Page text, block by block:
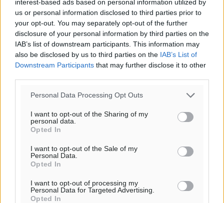
interest-based ads based on personal information utilized by
us or personal information disclosed to third parties prior to
your opt-out. You may separately opt-out of the further
disclosure of your personal information by third parties on the
IAB’s list of downstream participants. This information may
also be disclosed by us to third parties on the IAB’s List of
Downstream Participants that may further disclose it to other
Personal Data Processing Opt Outs
I want to opt-out of the Sharing of my
personal data.
Opted In
I want to opt-out of the Sale of my
Personal Data.
Opted In
I want to opt-out of processing my
Personal Data for Targeted Advertising.
Opted In
o καιρός τώρα:
30°
αίθριος καιρός
62%
13km/h